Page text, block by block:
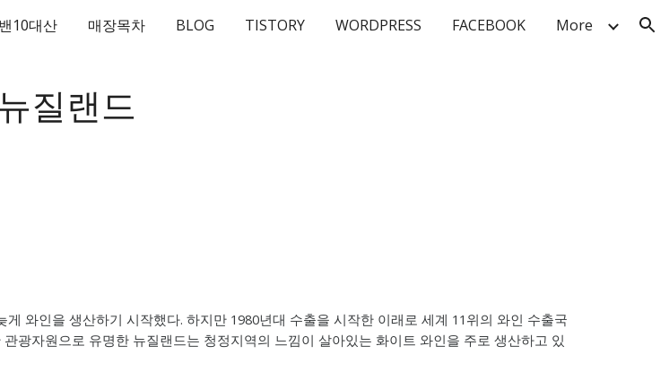
Skip to navigation
10대산 매장목차 BLOG TISTORY WORDPRESS FACEBOOK More
질랜드
게 와인을 생산하기 시작했다. 하지만 1980년대 수출을 시작한 이래로 세계 11위의 와인 수출국
광자원으로 유명한 뉴질랜드는 청정지역의 느낌이 살아있는 화이트 와인을 주로 생산하고 있